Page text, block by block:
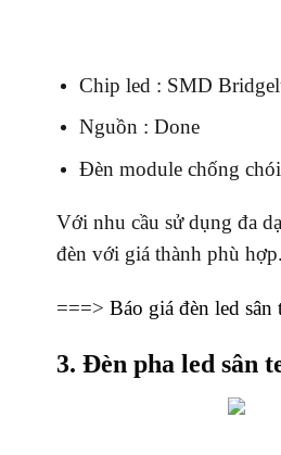
Chip led : SMD
Nguồn : Done
Đèn module chống chói
Với nhu cầu sử dụng đa
đèn với giá thành phù
===> Báo giá đèn led sân
3. Đèn pha led sân